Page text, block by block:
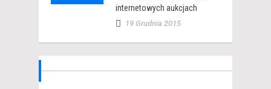
internetowych aukcjach
19 Grudnia 2015